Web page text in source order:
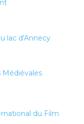
lac d'Annecy
Médiévales
du Film